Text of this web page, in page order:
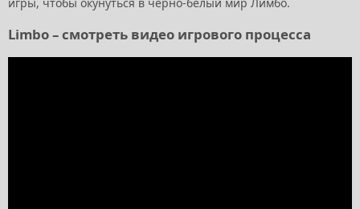
игры, чтобы окунуться в черно-белый мир Лимбо.
Limbo – смотреть видео игрового процесса